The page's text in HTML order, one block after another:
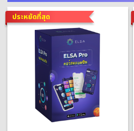
ประหยัดที่สุด